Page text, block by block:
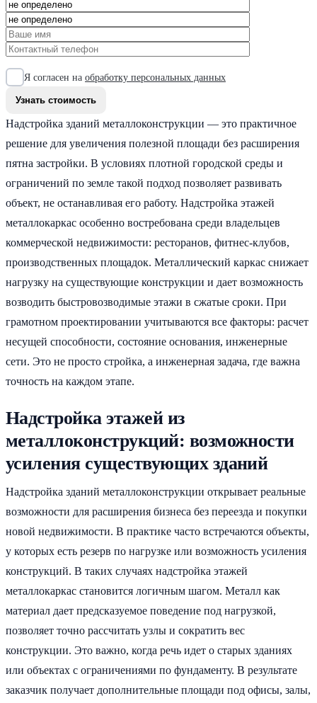
Я согласен на обработку персональных данных
Надстройка зданий металлоконструкции — это практичное
решение для увеличения полезной площади без расширения
пятна застройки. В условиях плотной городской среды и
ограничений по земле такой подход позволяет развивать
объект, не останавливая его работу. Надстройка этажей
металлокаркас особенно востребована среди владельцев
коммерческой недвижимости: ресторанов, фитнес-клубов,
производственных площадок. Металлический каркас снижает
нагрузку на существующие конструкции и дает возможность
возводить быстровозводимые этажи в сжатые сроки. При
грамотном проектировании учитываются все факторы: расчет
несущей способности, состояние основания, инженерные
сети. Это не просто стройка, а инженерная задача, где важна
точность на каждом этапе.
Надстройка этажей из
металлоконструкций: возможности
усиления существующих зданий
Надстройка зданий металлоконструкции открывает реальные
возможности для расширения бизнеса без переезда и покупки
новой недвижимости. В практике часто встречаются объекты,
у которых есть резерв по нагрузке или возможность усиления
конструкций. В таких случаях надстройка этажей
металлокаркас становится логичным шагом. Металл как
материал дает предсказуемое поведение под нагрузкой,
позволяет точно рассчитать узлы и сократить вес
конструкции. Это важно, когда речь идет о старых зданиях
или объектах с ограничениями по фундаменту. В результате
заказчик получает дополнительные площади под офисы, залы,